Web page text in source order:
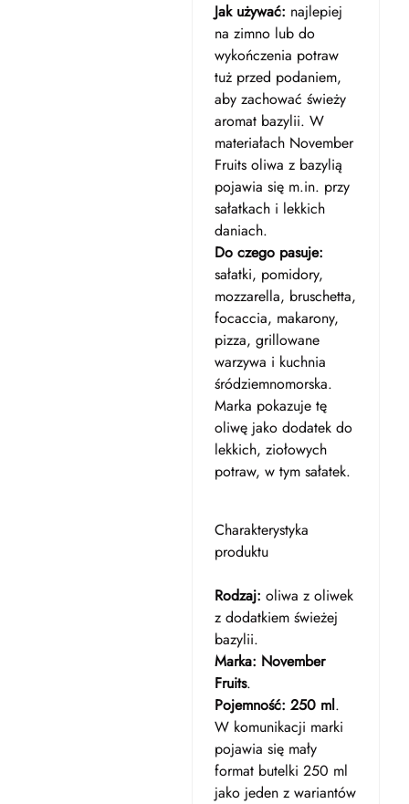
Jak używać: najlepiej
na zimno lub do
wykończenia potraw
tuż przed podaniem,
aby zachować świeży
aromat bazylii. W
materiałach November
Fruits oliwa z bazylią
pojawia się m.in. przy
sałatkach i lekkich
daniach.
Do czego pasuje:
sałatki, pomidory,
mozzarella, bruschetta,
focaccia, makarony,
pizza, grillowane
warzywa i kuchnia
śródziemnomorska.
Marka pokazuje tę
oliwę jako dodatek do
lekkich, ziołowych
potraw, w tym sałatek.
Charakterystyka
produktu
Rodzaj: oliwa z oliwek
z dodatkiem świeżej
bazylii.
Marka: November
Fruits.
Pojemność: 250 ml.
W komunikacji marki
pojawia się mały
format butelki 250 ml
jako jeden z wariantów